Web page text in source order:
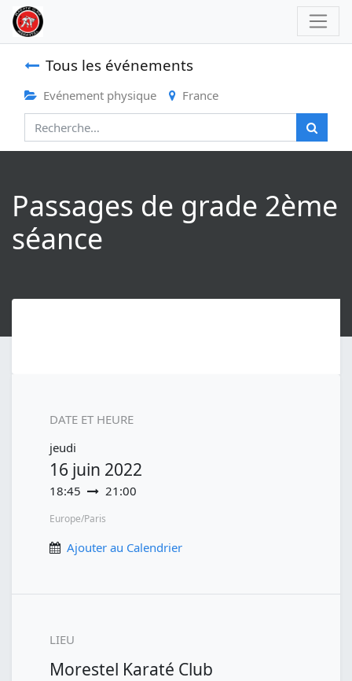
Tous les événements
Evénement physique France
Passages de grade 2ème
séance
DATE ET HEURE
jeudi
16 juin 2022
18:45 21:00
Europe/Paris
Ajouter au Calendrier
LIEU
Morestel Karaté Club